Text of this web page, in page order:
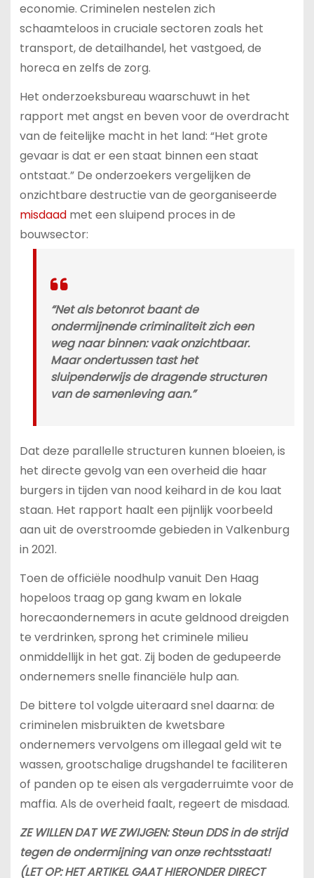
economie. Criminelen nestelen zich
schaamteloos in cruciale sectoren zoals het
transport, de detailhandel, het vastgoed, de
horeca en zelfs de zorg.
Het onderzoeksbureau waarschuwt in het
rapport met angst en beven voor de overdracht
van de feitelijke macht in het land: “Het grote
gevaar is dat er een staat binnen een staat
ontstaat.” De onderzoekers vergelijken de
onzichtbare destructie van de georganiseerde
misdaadmet een sluipend proces in de
bouwsector:
“Net als betonrot baant de
ondermijnende criminaliteit zich een
weg naar binnen: vaak onzichtbaar.
Maar ondertussen tast het
sluipenderwijs de dragende structuren
van de samenleving aan.”
Dat deze parallelle structuren kunnen bloeien, is
het directe gevolg van een overheid die haar
burgers in tijden van nood keihard in de kou laat
staan. Het rapport haalt een pijnlijk voorbeeld
aan uit de overstroomde gebieden in Valkenburg
in 2021.
Toen de officiële noodhulp vanuit Den Haag
hopeloos traag op gang kwam en lokale
horecaondernemers in acute geldnood dreigden
te verdrinken, sprong het criminele milieu
onmiddellijk in het gat. Zij boden de gedupeerde
ondernemers snelle financiële hulp aan.
De bittere tol volgde uiteraard snel daarna: de
criminelen misbruikten de kwetsbare
ondernemers vervolgens om illegaal geld wit te
wassen, grootschalige drugshandel te faciliteren
of panden op te eisen als vergaderruimte voor de
maffia. Als de overheid faalt, regeert de misdaad.
ZE WILLEN DAT WE ZWIJGEN: Steun DDS in de strijd
tegen de ondermijning van onze rechtsstaat!
(LET OP: HET ARTIKEL GAAT HIERONDER DIRECT